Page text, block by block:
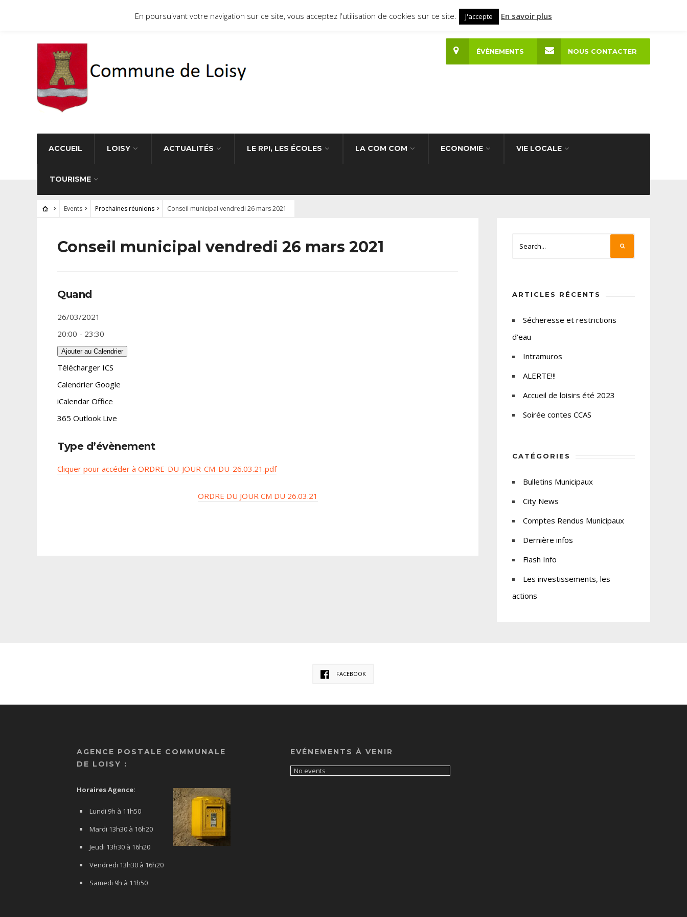
Site officiel de la commune de Loisy 71290
ACCUEIL LOISY ACTUALITÉS LE RPI, LES ÉCOLES LA COM COM ECONOMIE VIE LOCALE
TOURISME
ÉVÈNEMENTS NOUS CONTACTER
Events Prochaines réunions Conseil municipal vendredi 26 mars 2021
Conseil municipal vendredi 26 mars 2021
Quand
26/03/2021
20:00 - 23:30
Ajouter au Calendrier
Télécharger ICS
Calendrier Google
iCalendar Office
365 Outlook Live
Type d’évènement
Cliquer pour accéder à ORDRE-DU-JOUR-CM-DU-26.03.21.pdf
ORDRE DU JOUR CM DU 26.03.21
ARTICLES RÉCENTS
Sécheresse et restrictions
d’eau
Intramuros
ALERTE!!!
Accueil de loisirs été 2023
Soirée contes CCAS
CATÉGORIES
Bulletins Municipaux
City News
Comptes Rendus Municipaux
Dernière infos
Flash Info
Les investissements, les
actions
FACEBOOK
AGENCE POSTALE COMMUNALE
DE LOISY :
Horaires Agence:
Lundi 9h à 11h50
Mardi 13h30 à 16h20
Jeudi 13h30 à 16h20
Vendredi 13h30 à 16h20
Samedi 9h à 11h50
EVÉNEMENTS À VENIR
No events
En poursuivant votre navigation sur ce site, vous acceptez l'utilisation de cookies sur ce site. J'accepte En savoir plus